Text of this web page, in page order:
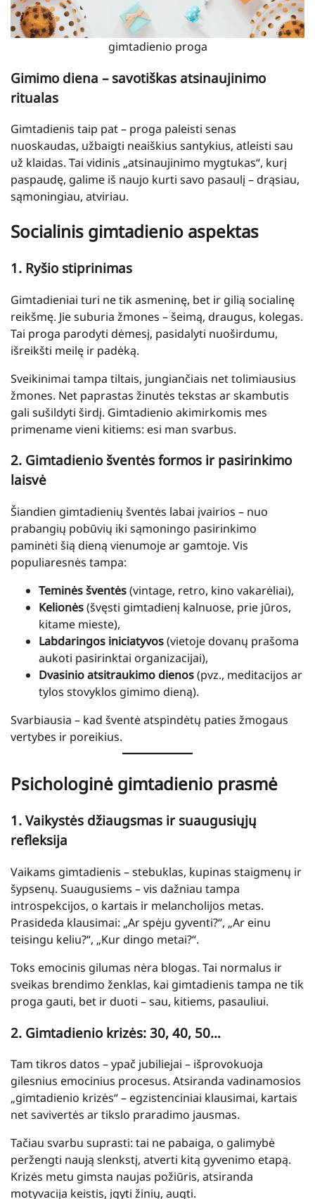
gimtadienio proga
Gimimo diena – savotiškas atsinaujinimo
ritualas
Gimtadienis taip pat – proga paleisti senas
nuoskaudas, užbaigti neaiškius santykius, atleisti sau
už klaidas. Tai vidinis „atsinaujinimo mygtukas“, kurį
paspaudę, galime iš naujo kurti savo pasaulį – drąsiau,
sąmoningiau, atviriau.
Socialinis gimtadienio aspektas
1. Ryšio stiprinimas
Gimtadieniai turi ne tik asmeninę, bet ir gilią socialinę
reikšmę. Jie suburia žmones – šeimą, draugus, kolegas.
Tai proga parodyti dėmesį, pasidalyti nuoširdumu,
išreikšti meilę ir padėką.
Sveikinimai tampa tiltais, jungiančiais net tolimiausius
žmones. Net paprastas žinutės tekstas ar skambutis
gali sušildyti širdį. Gimtadienio akimirkomis mes
primename vieni kitiems: esi man svarbus.
2. Gimtadienio šventės formos ir pasirinkimo
laisvė
Šiandien gimtadienių šventės labai įvairios – nuo
prabangių pobūvių iki sąmoningo pasirinkimo
paminėti šią dieną vienumoje ar gamtoje. Vis
populiaresnės tampa:
Teminės šventės(vintage, retro, kino vakarėliai),
Kelionės(švęsti gimtadienį kalnuose, prie jūros,
kitame mieste),
Labdaringos iniciatyvos(vietoje dovanų prašoma
aukoti pasirinktai organizacijai),
Dvasinio atsitraukimo dienos(pvz., meditacijos ar
tylos stovyklos gimimo dieną).
Svarbiausia – kad šventė atspindėtų paties žmogaus
vertybes ir poreikius.
Psichologinė gimtadienio prasmė
1. Vaikystės džiaugsmas ir suaugusiųjų
refleksija
Vaikams gimtadienis – stebuklas, kupinas staigmenų ir
šypsenų. Suaugusiems – vis dažniau tampa
introspekcijos, o kartais ir melancholijos metas.
Prasideda klausimai: „Ar spėju gyventi?“, „Ar einu
teisingu keliu?“, „Kur dingo metai?“.
Toks emocinis gilumas nėra blogas. Tai normalus ir
sveikas brendimo ženklas, kai gimtadienis tampa ne tik
proga gauti, bet ir duoti – sau, kitiems, pasauliui.
2. Gimtadienio krizės: 30, 40, 50…
Tam tikros datos – ypač jubiliejai – išprovokuoja
gilesnius emocinius procesus. Atsiranda vadinamosios
„gimtadienio krizės“ – egzistenciniai klausimai, kartais
net savivertės ar tikslo praradimo jausmas.
Tačiau svarbu suprasti: tai ne pabaiga, o galimybė
peržengti naują slenkstį, atverti kitą gyvenimo etapą.
Krizės metu gimsta naujas požiūris, atsiranda
motyvacija keistis, įgyti žinių, augti.